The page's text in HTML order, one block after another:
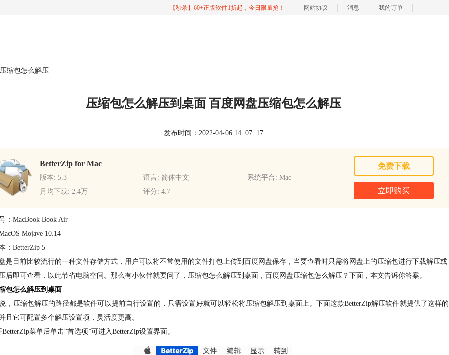
【秒杀】60+正版软件1折起，今日限量抢！ 网站协议 消息 我的订单
缩包怎么解压
压缩包怎么解压到桌面 百度网盘压缩包怎么解压
发布时间：2022-04-06 14: 07: 17
BetterZip for Mac
版本: 5.3 语言: 简体中文
系统平台: Mac
月均下载: 2.4万
评分: 4.7
免费下载
立即购买
：MacBook Book Air
Mojave 10.14
：BetterZip 5
是目前比较流行的一种文件存储方式，用户可以将不常使用的文件打包上传到百度网盘保存，当要查看时只需将网盘上的压缩包进行下载解压或
后即可查看，以此节省电脑空间。那么有小伙伴就要问了，压缩包怎么解压到桌面，百度网盘压缩包怎么解压？下面，本文告诉你答案。
包怎么解压到桌面
，压缩包解压的路径都是软件可以提前自行设置的，只需设置好就可以轻松将压缩包解压到桌面上。下面这款BetterZip解压软件就提供了这样的
且它可配置多个解压设置项，灵活度更高。
菜单后单击“首选项”可进入BetterZip设置界面。